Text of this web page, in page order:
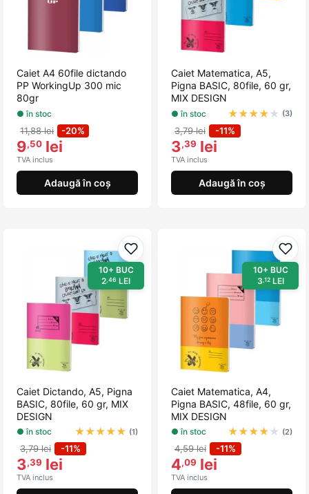
Caiet A4 60file dictando
PP WorkingUp 300 mic
80gr
● în stoc
11,88 lei -20%
9,50 lei
TVA inclus
Adaugă în coș
Caiet Matematica, A5,
Pigna BASIC, 80file, 60 gr,
MIX DESIGN
● în stoc ★★★★ ★ (3)
3,79 lei -11%
3,39 lei
TVA inclus
Adaugă în coș
Adaugă la favorite
10+ BUC
2,46 LEI
Caiet Dictando, A5, Pigna
BASIC, 80file, 60 gr, MIX
DESIGN
● în stoc ★★★★★ (1)
3,79 lei -11%
3,39 lei
TVA inclus
10+ BUC
3,12LEI
Caiet Matematica, A4,
Pigna BASIC, 48file, 60 gr,
MIX DESIGN
● în stoc ★★★★ ★ (2)
4,59 lei -11%
4,09 lei
TVA inclus